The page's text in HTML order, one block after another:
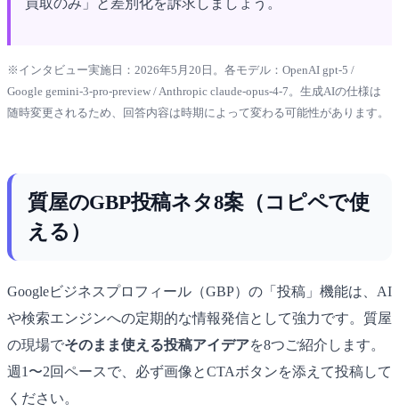
※インタビュー実施日：2026年5月20日。各モデル：OpenAI gpt-5 /
Google gemini-3-pro-preview / Anthropic claude-opus-4-7。生成AIの仕様は
随時変更されるため、回答内容は時期によって変わる可能性があります。
質屋のGBP投稿ネタ8案（コピペで使
える）
Googleビジネスプロフィール（GBP）の「投稿」機能は、AI
や検索エンジンへの定期的な情報発信として強力です。質屋
の現場でそのまま使える投稿アイデアを8つご紹介します。
週1〜2回ペースで、必ず画像とCTAボタンを添えて投稿して
ください。